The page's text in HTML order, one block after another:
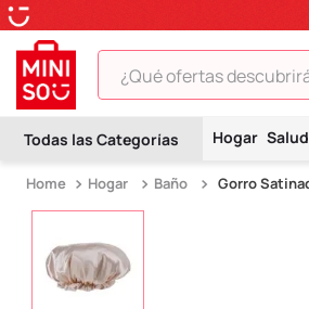
¿Qué ofertas descubrirás
Hogar
Hogar Baño Gorro
TÉRMINOS MÁS
2.
hello kitty